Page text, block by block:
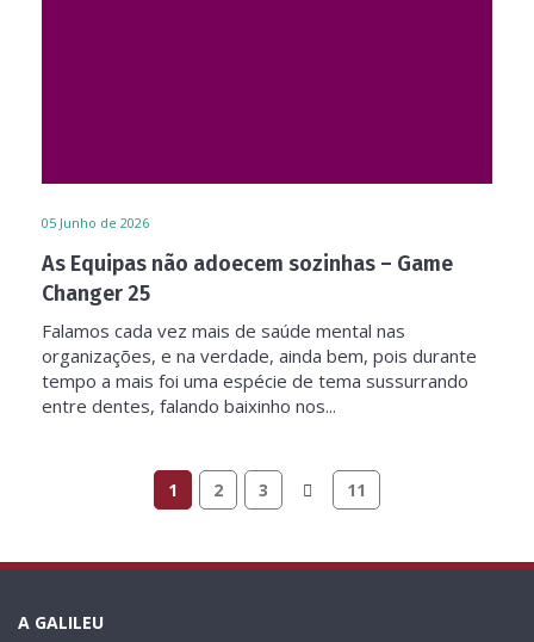
05 Junho de 2026
As Equipas não adoecem sozinhas – Game
Changer 25
Falamos cada vez mais de saúde mental nas
organizações, e na verdade, ainda bem, pois durante
tempo a mais foi uma espécie de tema sussurrando
entre dentes, falando baixinho nos...
1 2 3 11
A GALILEU